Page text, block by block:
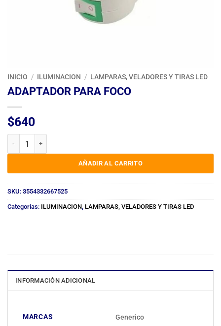
INICIO / ILUMINACION / LAMPARAS, VELADORES Y TIRAS LED
ADAPTADOR PARA FOCO
$640
ADAPTADOR PARA FOCO cantidad
AÑADIR AL CARRITO
SKU: 3554332667525
Categorías: ILUMINACION LAMPARAS, VELADORES Y TIRAS LED
INFORMACIÓN ADICIONAL
MARCAS Generico